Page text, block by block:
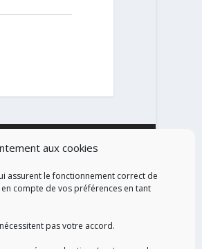
aux cookies
assurent le fonctionnement correct de
compte de vos préférences en tant
pas votre accord.